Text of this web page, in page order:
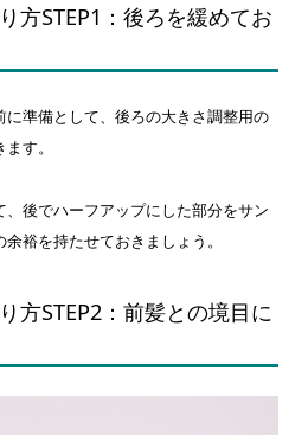
方STEP1：後ろを緩めてお
に準備として、後ろの大きさ調整用の
す。
後でハーフアップにした部分をサン
裕を持たせておきましょう。
方STEP2：前髪との境目に